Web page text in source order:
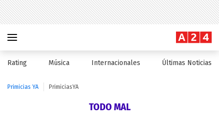
Rating Música Internacionales Últimas Noticias
Primicias YA PrimiciasYA
TODO MAL